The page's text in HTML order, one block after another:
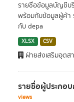
รายชื่อข้อมูลบัญชีบ
พร้อมกับข้อมูลผู้ค้า
กับ depa
XLSX CSV
ฝ่ายส่งเสริมอุต
รายชื่อผู้ประกอ
views